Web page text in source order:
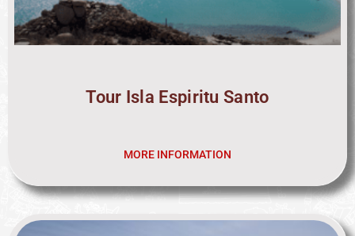
Tour Isla Espiritu Santo
MORE INFORMATION